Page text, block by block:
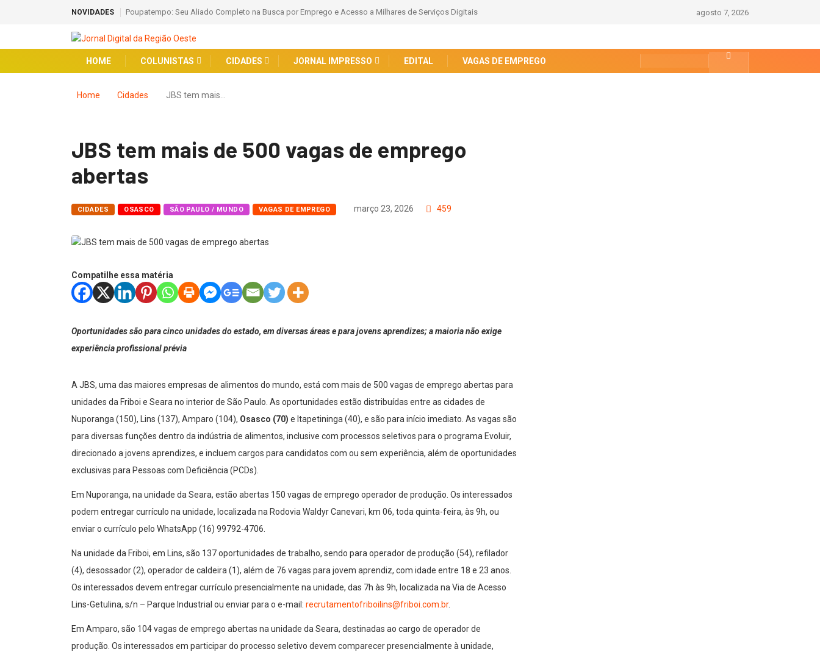
NOVIDADES Poupatempo: Seu Aliado Completo na Busca por Emprego e Acesso a Milhares de Serviços Digitais agosto 7, 2026
HOME COLUNISTAS CIDADES JORNAL IMPRESSO EDITAL VAGAS DE EMPREGO
Home Cidades JBS tem mais…
JBS tem mais de 500 vagas de emprego
abertas
CIDADES OSASCO SÃO PAULO / MUNDO VAGAS DE EMPREGO março 23, 2026 459
Compatilhe essa matéria
Oportunidades são para cinco unidades do estado, em diversas áreas e para jovens aprendizes; a maioria não exige
experiência profissional prévia
A JBS, uma das maiores empresas de alimentos do mundo, está com mais de 500 vagas de emprego abertas para
unidades da Friboi e Seara no interior de São Paulo. As oportunidades estão distribuídas entre as cidades de
Nuporanga (150), Lins (137), Amparo (104), Osasco (70) e Itapetininga (40), e são para início imediato. As vagas são
para diversas funções dentro da indústria de alimentos, inclusive com processos seletivos para o programa Evoluir,
direcionado a jovens aprendizes, e incluem cargos para candidatos com ou sem experiência, além de oportunidades
exclusivas para Pessoas com Deficiência (PCDs).
Em Nuporanga, na unidade da Seara, estão abertas 150 vagas de emprego operador de produção. Os interessados
podem entregar currículo na unidade, localizada na Rodovia Waldyr Canevari, km 06, toda quinta-feira, às 9h, ou
enviar o currículo pelo WhatsApp (16) 99792-4706.
Na unidade da Friboi, em Lins, são 137 oportunidades de trabalho, sendo para operador de produção (54), refilador
(4), desossador (2), operador de caldeira (1), além de 76 vagas para jovem aprendiz, com idade entre 18 e 23 anos.
Os interessados devem entregar currículo presencialmente na unidade, das 7h às 9h, localizada na Via de Acesso
Lins-Getulina, s/n – Parque Industrial ou enviar para o e-mail: recrutamentofriboilins@friboi.com.br.
Em Amparo, são 104 vagas de emprego abertas na unidade da Seara, destinadas ao cargo de operador de
produção. Os interessados em participar do processo seletivo devem comparecer presencialmente à unidade,